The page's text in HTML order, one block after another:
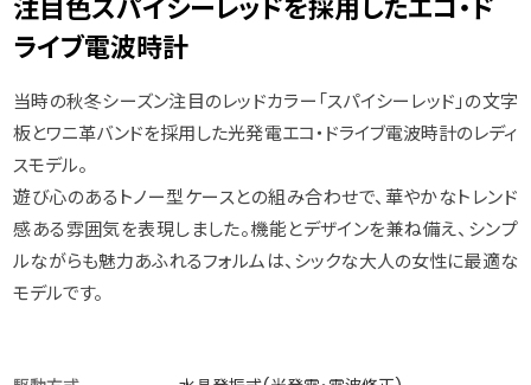
注目色スパイシーレッドを採用したエコ・ド
ライブ電波時計
当時の秋冬シーズン注目のレッドカラー「スパイシーレッド」の文字
板とワニ革バンドを採用した光発電エコ・ドライブ電波時計のレディ
スモデル。
遊び心のあるトノー型ケースとの組み合わせで、華やかなトレンド
感ある雰囲気を表現しました。機能とデザインを兼ね備え、シンプ
ルながらも魅力あふれるフォルムは、シックな大人の女性に最適な
モデルです。